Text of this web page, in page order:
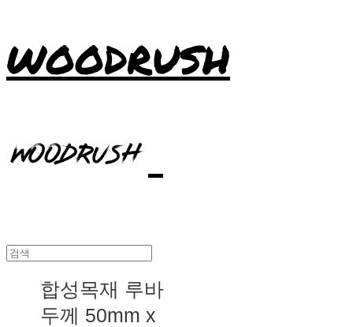
WOODRUSH
합성목재 루바
두께 50mm x